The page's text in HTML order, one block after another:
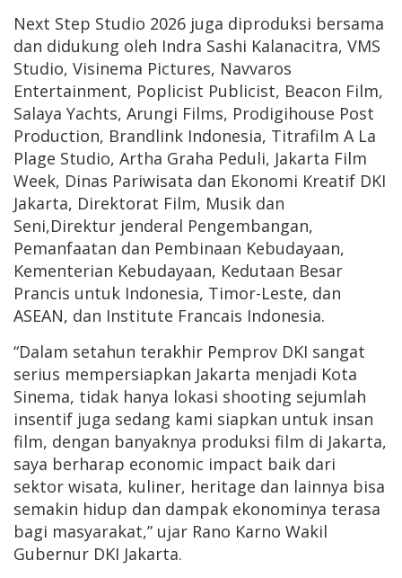
Next Step Studio 2026 juga diproduksi bersama
dan didukung oleh Indra Sashi Kalanacitra, VMS
Studio, Visinema Pictures, Navvaros
Entertainment, Poplicist Publicist, Beacon Film,
Salaya Yachts, Arungi Films, Prodigihouse Post
Production, Brandlink Indonesia, Titrafilm A La
Plage Studio, Artha Graha Peduli, Jakarta Film
Week, Dinas Pariwisata dan Ekonomi Kreatif DKI
Jakarta, Direktorat Film, Musik dan
Seni,Direktur jenderal Pengembangan,
Pemanfaatan dan Pembinaan Kebudayaan,
Kementerian Kebudayaan, Kedutaan Besar
Prancis untuk Indonesia, Timor-Leste, dan
ASEAN, dan Institute Francais Indonesia.
“Dalam setahun terakhir Pemprov DKI sangat
serius mempersiapkan Jakarta menjadi Kota
Sinema, tidak hanya lokasi shooting sejumlah
insentif juga sedang kami siapkan untuk insan
film, dengan banyaknya produksi film di Jakarta,
saya berharap economic impact baik dari
sektor wisata, kuliner, heritage dan lainnya bisa
semakin hidup dan dampak ekonominya terasa
bagi masyarakat,” ujar Rano Karno Wakil
Gubernur DKI Jakarta.